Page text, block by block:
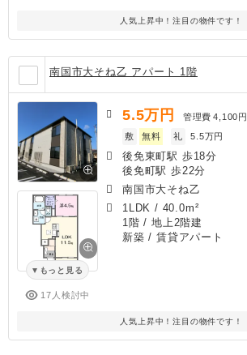
人気上昇中！注目の物件です！
南国市大そね乙 アパート 1階
もっと見る
17人検討中
5.5万円 管理費 4,100円
敷
無料 礼 5.5万円
後免東町駅 歩18分
後免町駅 歩22分
南国市大そね乙
1LDK / 40.0m²
1階 / 地上2階建
新築 / 賃貸アパート
人気上昇中！注目の物件です！